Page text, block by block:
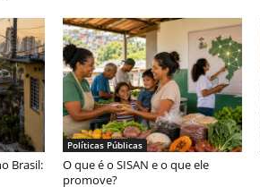
Brasil:
Políticas Públicas
O que é o SISAN e o que ele
promove?